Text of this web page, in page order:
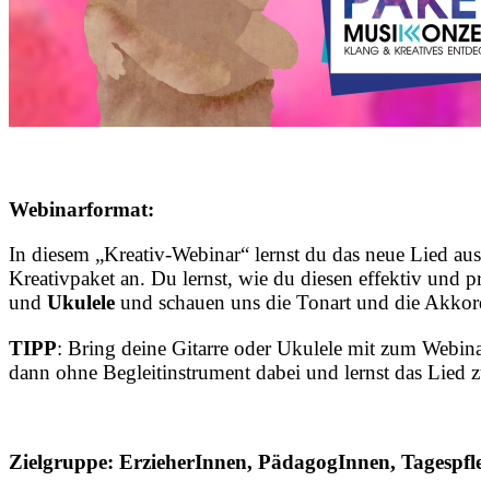
Webinarformat:
In diesem „Kreativ-Webinar“ lernst du das neue Lied
Kreativpaket an. Du lernst, wie du diesen effektiv und
und Ukulele und schauen uns die Tonart und die
TIPP: Bring deine Gitarre oder Ukulele mit zum
dann ohne Begleitinstrument dabei und lernst das Lied
Zielgruppe: ErzieherInnen, PädagogInnen,